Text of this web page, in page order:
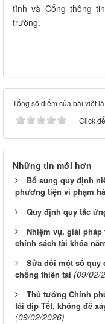
tỉnh và Cổng thông
trường.
Tổng số điểm của bài viết
Click
Những tin mới hơn
Bổ sung quy định
phương tiện vi phạm
Quy định quy tắc
Nhiệm vụ, giải
chính sách tài khóa
Sửa đổi một số quy
chống thiên tai (09/02/
Thủ tướng Chính
tải dịp Tết, không để
(09/02/2026)